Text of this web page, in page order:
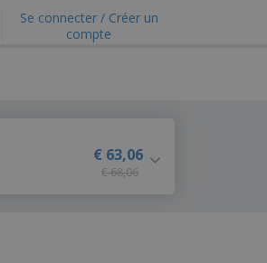
Se connecter / Créer un
compte
€ 63,06
€ 68,06